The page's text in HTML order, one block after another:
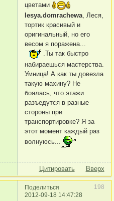
цветами
lesya.domrachewa , Леся,
тортик красивый и
оригинальный, но его
весом я поражена...
.Ты так быстро
набираешься мастерства.
Умница! А как ты довезла
такую махину? Не
боялась, что этажи
разъедутся в разные
стороны при
транспортировке? Я за
этот момент каждый раз
волнуюсь...
Цитировать Вверх
Поделиться
198
2012-09-18 14:47:28